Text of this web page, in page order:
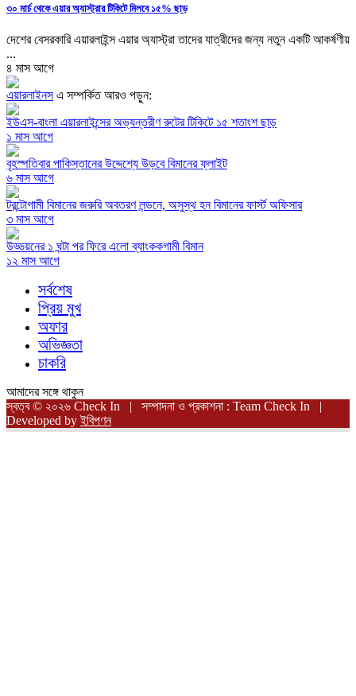
৩০ মার্চ থেকে এয়ার অ্যাস্ট্রার টিকিটে মিলবে ১৫% ছাড়
দেশের বেসরকারি এয়ারলাইন্স এয়ার অ্যাস্ট্রা তাদের যাত্রীদের জন্য নতুন একটি আকর্ষণীয়
...
৪ মাস আগে
এয়ারলাইনসএ সম্পর্কিত আরও পড়ুন:
ইউএস-বাংলা এয়ারলাইন্সের অভ্যন্তরীণ রুটের টিকিটে ১৫ শতাংশ ছাড়
১ মাস আগে
বৃহস্পতিবার পাকিস্তানের উদ্দেশ্যে উড়বে বিমানের ফ্লাইট
৬ মাস আগে
টরন্টোগামী বিমানের জরুরি অবতরণ লন্ডনে, অসুস্থ হন বিমানের ফার্স্ট অফিসার
৩ মাস আগে
উড্ডয়নের ১ ঘন্টা পর ফিরে এলো ব্যাংককগামী বিমান
১২ মাস আগে
সর্বশেষ
প্রিয় মুখ
অফার
অভিজ্ঞতা
চাকরি
আমাদের সঙ্গে থাকুন
স্বত্ব © ২০২৬ Check In | সম্পাদনা ও প্রকাশনা : Team Check In |
Developed byইবিপণন